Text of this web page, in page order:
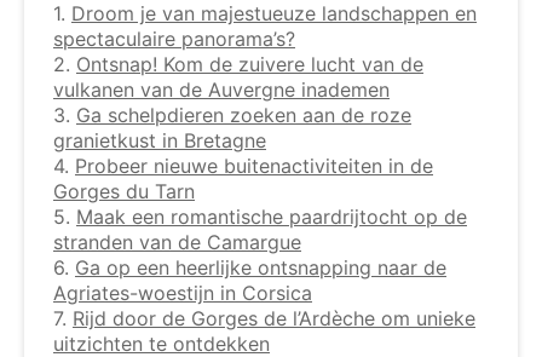
1. Droom je van majestueuze landschappen en
spectaculaire panorama’s?
2. Ontsnap! Kom de zuivere lucht van de
vulkanen van de Auvergne inademen
3. Ga schelpdieren zoeken aan de roze
granietkust in Bretagne
4. Probeer nieuwe buitenactiviteiten in de
Gorges du Tarn
5. Maak een romantische paardrijtocht op de
stranden van de Camargue
6. Ga op een heerlijke ontsnapping naar de
Agriates-woestijn in Corsica
7. Rijd door de Gorges de l’Ardèche om unieke
uitzichten te ontdekken